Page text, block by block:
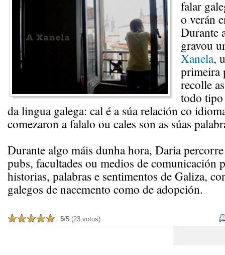
falar
o verán
Durante
gravou
Xanela,
primeira
recolle
todo
da lingua galega: cal é a súa relación co
comezaron a falalo ou cales son as súas
Durante algo máis dunha hora, Daria
pubs, facultades ou medios de comunicación
historias, palabras e sentimentos de Galiza,
galegos de nacemento como de adopción.
5/5 (23 votos)